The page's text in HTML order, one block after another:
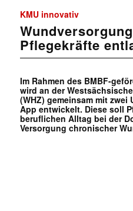
KMU innovativ
Pflegekräfte
Im Rahmen des BMBF-
wird an der
(WHZ) gemeinsam mit zwei
App entwickelt. Diese soll
beruflichen Alltag bei der
Versorgung chronischer